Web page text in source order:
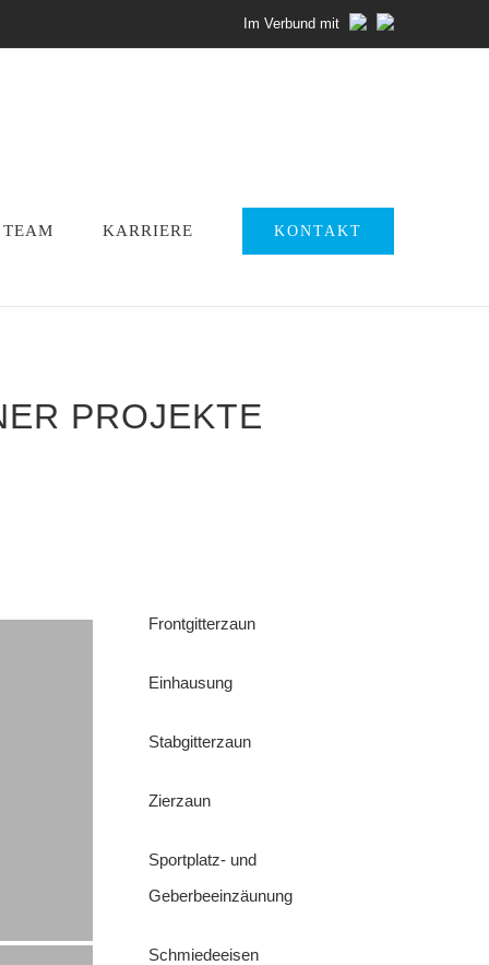
Im Verbund mit
TEAM KARRIERE KONTAKT
PROJEKTE
Frontgitterzaun
Einhausung
Stabgitterzaun
Zierzaun
Sportplatz- und
Geberbeeinzäunung
Schmiedeeisen